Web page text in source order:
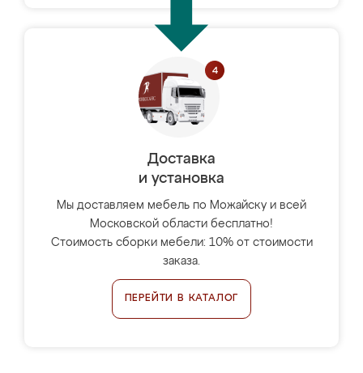
Доставка
и установка
Мы доставляем мебель по Можайску и всей
Московской области бесплатно!
Стоимость сборки мебели: 10% от стоимости
заказа.
ПЕРЕЙТИ В КАТАЛОГ